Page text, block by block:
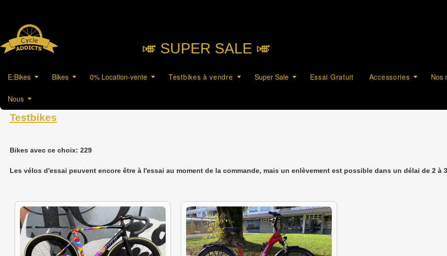
🎺︎ SUPER SALE 🎺︎
E:Bikes Bikes 0% Location-vente Testbikes à vendre Super Sale Essai Gratuit Accessories Nos
Nous
Testbikes
Bikes avec ce choix: 229
Les vélos d'essai peuvent encore être à l'essai au moment de la commande, mais un enlèvement est possible dans un délai de 2